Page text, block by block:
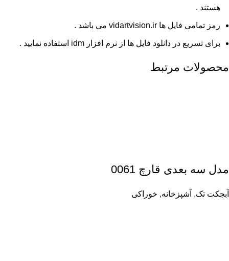
هستند .
رمز تمامی فایل ها vidartvision.ir می باشد .
برای تسریع در دانلود فایل ها از نرم افزار idm استفاده نمایید .
محصولات مرتبط
مدل سه بعدی قارچ 0061
آبجکت تک, آشپزخانه, خوراکی